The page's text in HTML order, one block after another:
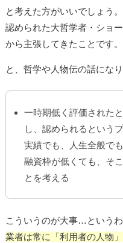
と考えた方がいいでしょう
認められた大哲学者・ショ
から主張してきたことです。
と、哲学や人物伝の話にな
一時期低く評価された
し、認められるという
実績でも、人生全般で
融資枠が低くても、そ
とを考える
こういうのが大事…というわ
業者は常に「利用者の人物